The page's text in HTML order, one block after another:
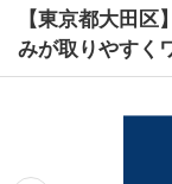
【東京都大田
みが取りやすく